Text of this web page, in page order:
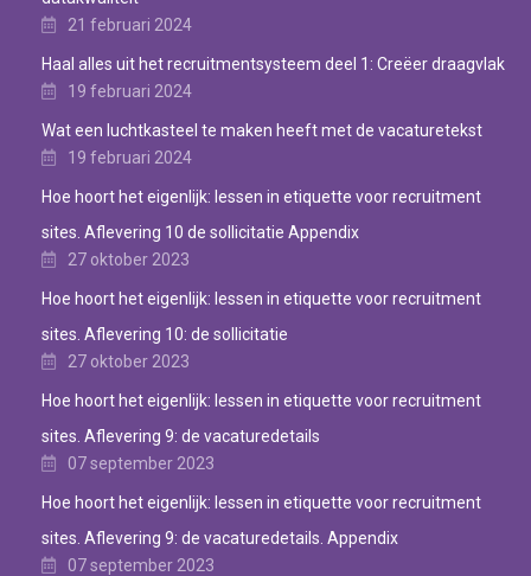
21 februari 2024
Haal alles uit het recruitmentsysteem deel 1: Creëer draagvlak
19 februari 2024
Wat een luchtkasteel te maken heeft met de vacaturetekst
19 februari 2024
Hoe hoort het eigenlijk: lessen in etiquette voor recruitment
sites. Aflevering 10 de sollicitatie Appendix
27 oktober 2023
Hoe hoort het eigenlijk: lessen in etiquette voor recruitment
sites. Aflevering 10: de sollicitatie
27 oktober 2023
Hoe hoort het eigenlijk: lessen in etiquette voor recruitment
sites. Aflevering 9: de vacaturedetails
07 september 2023
Hoe hoort het eigenlijk: lessen in etiquette voor recruitment
sites. Aflevering 9: de vacaturedetails. Appendix
07 september 2023